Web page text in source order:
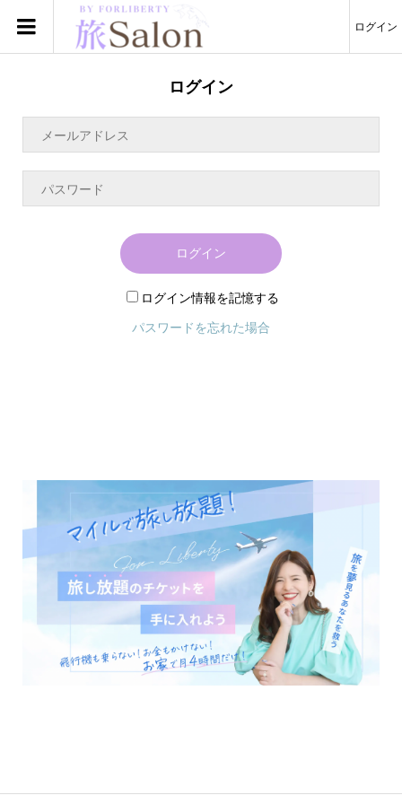
ログイン
ログイン
ログイン
ログイン情報を記憶する
パスワードを忘れた場合